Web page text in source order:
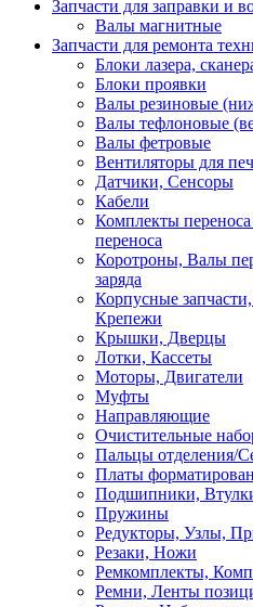
Запчасти для заправки и
Валы магнитные
Запчасти для ремонта
Блоки лазера,
Блоки проявки
Валы резиновые
Валы тефлоновые
Валы фетровые
Вентиляторы для
Датчики, Сенсоры
Кабели
Комплекты
переноса
Коротроны, Валы
заряда
Корпусные
Крепежи
Крышки, Дверцы
Лотки, Кассеты
Моторы, Двигатели
Муфты
Направляющие
Очистительные
Пальцы отделения/
Платы
Подшипники,
Пружины
Редукторы, Узлы,
Резаки, Ножи
Ремкомплекты,
Ремни, Ленты